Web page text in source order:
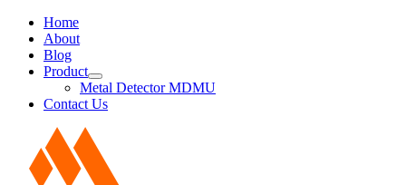
Home
About
Blog
Product
Metal Detector MDMU
Contact Us